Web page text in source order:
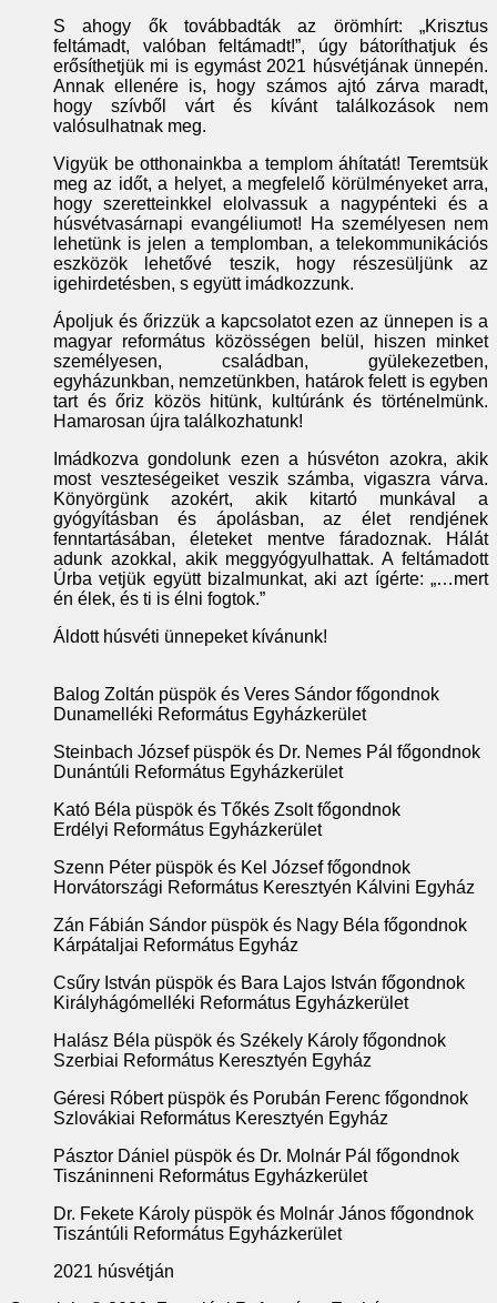
S ahogy ők továbbadták az örömhírt: „Krisztus
feltámadt, valóban feltámadt!”, úgy bátoríthatjuk és
erősíthetjük mi is egymást 2021 húsvétjának ünnepén.
Annak ellenére is, hogy számos ajtó zárva maradt,
hogy szívből várt és kívánt találkozások nem
valósulhatnak meg.
Vigyük be otthonainkba a templom áhítatát! Teremtsük
meg az időt, a helyet, a megfelelő körülményeket arra,
hogy szeretteinkkel elolvassuk a nagypénteki és a
húsvétvasárnapi evangéliumot! Ha személyesen nem
lehetünk is jelen a templomban, a telekommunikációs
eszközök lehetővé teszik, hogy részesüljünk az
igehirdetésben, s együtt imádkozzunk.
Ápoljuk és őrizzük a kapcsolatot ezen az ünnepen is a
magyar református közösségen belül, hiszen minket
személyesen, családban, gyülekezetben,
egyházunkban, nemzetünkben, határok felett is egyben
tart és őriz közös hitünk, kultúránk és történelmünk.
Hamarosan újra találkozhatunk!
Imádkozva gondolunk ezen a húsvéton azokra, akik
most veszteségeiket veszik számba, vigaszra várva.
Könyörgünk azokért, akik kitartó munkával a
gyógyításban és ápolásban, az élet rendjének
fenntartásában, életeket mentve fáradoznak. Hálát
adunk azokkal, akik meggyógyulhattak. A feltámadott
Úrba vetjük együtt bizalmunkat, aki azt ígérte: „…mert
én élek, és ti is élni fogtok.”
Áldott húsvéti ünnepeket kívánunk!
Balog Zoltán püspök és Veres Sándor főgondnok
Dunamelléki Református Egyházkerület
Steinbach József püspök és Dr. Nemes Pál főgondnok
Dunántúli Református Egyházkerület
Kató Béla püspök és Tőkés Zsolt főgondnok
Erdélyi Református Egyházkerület
Szenn Péter püspök és Kel József főgondnok
Horvátországi Református Keresztyén Kálvini Egyház
Zán Fábián Sándor püspök és Nagy Béla főgondnok
Kárpátaljai Református Egyház
Csűry István püspök és Bara Lajos István főgondnok
Királyhágómelléki Református Egyházkerület
Halász Béla püspök és Székely Károly főgondnok
Szerbiai Református Keresztyén Egyház
Géresi Róbert püspök és Porubán Ferenc főgondnok
Szlovákiai Református Keresztyén Egyház
Pásztor Dániel püspök és Dr. Molnár Pál főgondnok
Tiszáninneni Református Egyházkerület
Dr. Fekete Károly püspök és Molnár János főgondnok
Tiszántúli Református Egyházkerület
2021 húsvétján